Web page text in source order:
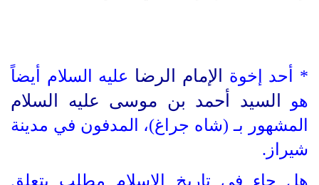
* أحد إخوة الإمام الرضا عليه السلام أيضاً
هو
السيد أحمد بن موسى عليه السلام
المشهور بـ (شاه جراغ)، المدفون في مدينة
شيراز.
هل جاء في تاريخ الإسلام مطلب يتعلق